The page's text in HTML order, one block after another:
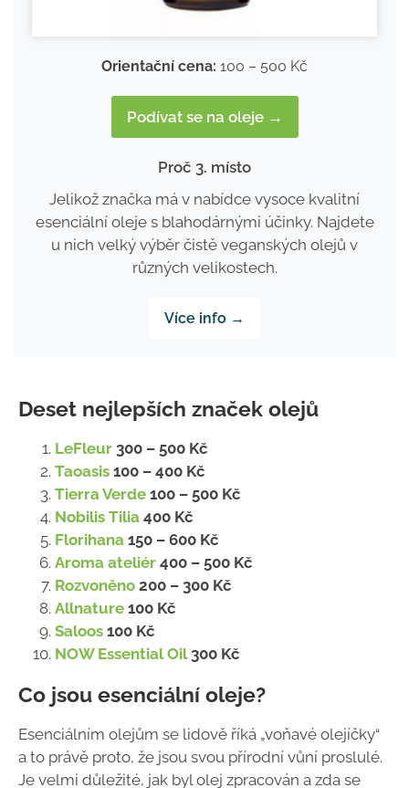
Orientační cena: 100 – 500 Kč
Podívat se na oleje →
Proč 3. místo
Jelikož značka má v nabídce vysoce kvalitní
esenciální oleje s blahodárnými účinky. Najdete
u nich velký výběr čistě veganských olejů v
různých velikostech.
Více info →
Deset nejlepších značek olejů
LeFleur 300 – 500 Kč
Taoasis 100 – 400 Kč
Tierra Verde 100 – 500 Kč
Nobilis Tilia 400 Kč
Florihana 150 – 600 Kč
Aroma ateliér 400 – 500 Kč
Rozvoněno 200 – 300 Kč
Allnature 100 Kč
Saloos 100 Kč
NOW Essential Oil 300 Kč
Co jsou esenciální oleje?
Esenciálním olejům se lidově říká „voňavé olejíčky“
a to právě proto, že jsou svou přírodní vůní proslulé.
Je velmi důležité, jak byl olej zpracován a zda se